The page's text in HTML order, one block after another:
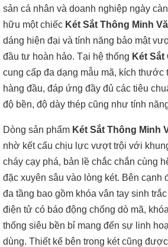
sản cá nhân và doanh nghiệp ngày
hữu một chiếc Két Sắt Thông Minh
dáng hiện đại và tính năng bảo mật
đầu tư hoàn hảo. Tại hệ thống Két Sắt
cung cấp đa dạng mẫu mã, kích
hàng đầu, đáp ứng đầy đủ các tiêu
độ bền, độ dày thép cũng như tính
Dòng sản phẩm Két Sắt Thông Minh
nhờ kết cấu chịu lực vượt trội với
cháy cạy phá, bản lề chắc chắn cùng
đặc xuyên sâu vào lòng két. Bên cạnh
đa tầng bao gồm khóa vân tay sinh
điện tử có báo động chống dò mã,
thống siêu bền bỉ mang đến sự linh
dùng. Thiết kế bên trong két cũng